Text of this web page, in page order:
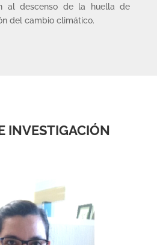
al descenso de la huella de
del cambio climático.
INVESTIGACIÓN